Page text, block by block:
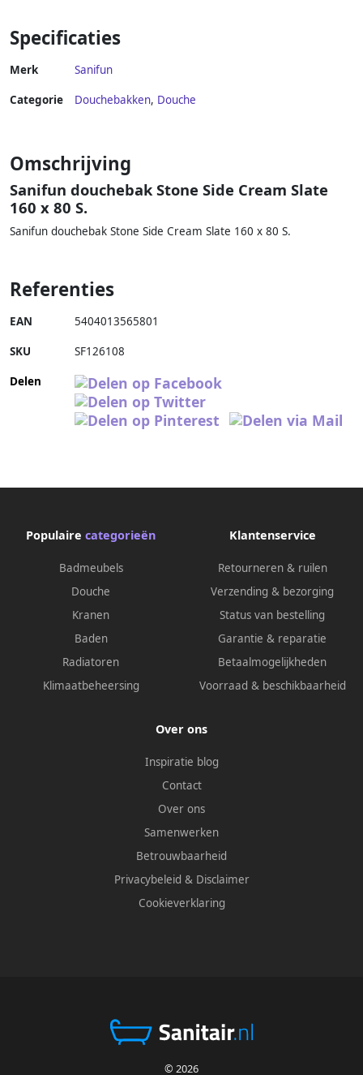
Specificaties
Merk Sanifun
Categorie Douchebakken, Douche
Omschrijving
Sanifun douchebak Stone Side Cream Slate
160 x 80 S.
Sanifun douchebak Stone Side Cream Slate 160 x 80 S.
Referenties
EAN 5404013565801
SKU SF126108
Delen
Populaire categorieën
Badmeubels
Douche
Kranen
Baden
Radiatoren
Klimaatbeheersing
Klantenservice
Retourneren & ruilen
Verzending & bezorging
Status van bestelling
Garantie & reparatie
Betaalmogelijkheden
Voorraad & beschikbaarheid
Over ons
Inspiratie blog
Contact
Over ons
Samenwerken
Betrouwbaarheid
Privacybeleid & Disclaimer
Cookieverklaring
© 2026